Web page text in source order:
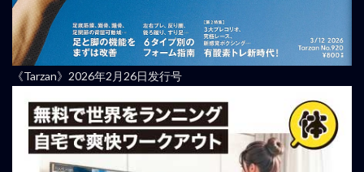
《Tarzan》2026年2月26日发行号